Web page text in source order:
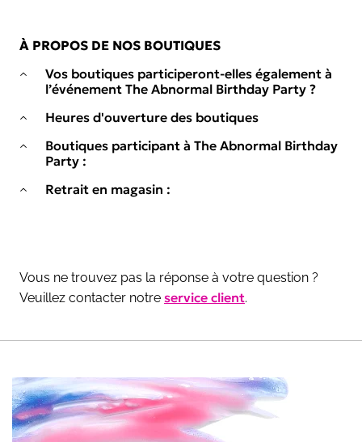
À PROPOS DE NOS BOUTIQUES
Vos boutiques participeront-elles également à
l’événement The Abnormal Birthday Party ?
Heures d'ouverture des boutiques
Boutiques participant à The Abnormal Birthday
Party :
Retrait en magasin :
Vous ne trouvez pas la réponse à votre question ?
Veuillez contacter notre service client.